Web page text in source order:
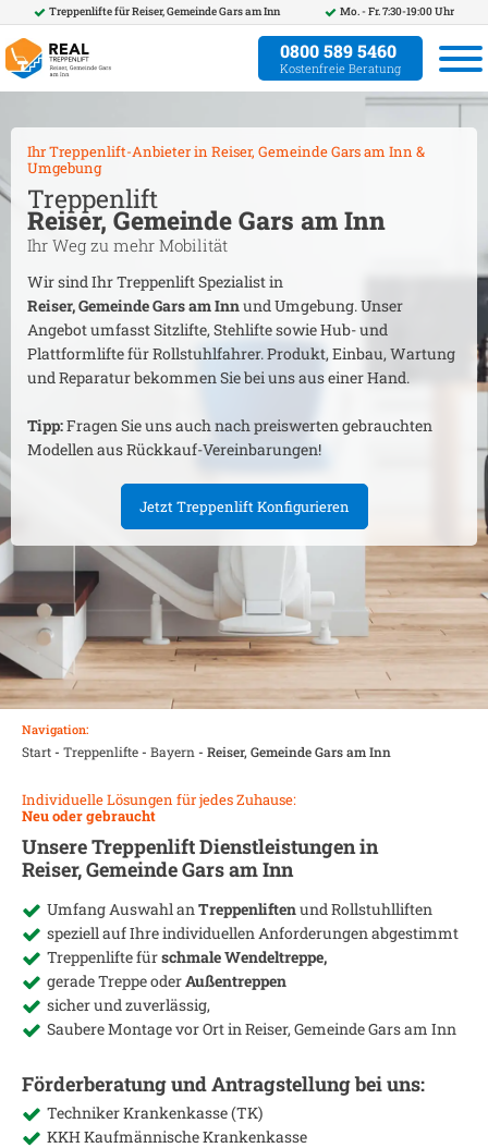
Treppenlifte fürReiser, Gemeinde Gars am Inn Mo. - Fr. 7:30-19:00 Uhr
0800 589 5460
Kostenfreie Beratung
Ihr Treppenlift-Anbieter in Reiser, Gemeinde Gars am Inn &
Umgebung
Treppenlift
Reiser, Gemeinde Gars am Inn
Ihr Weg zu mehr Mobilität
Wir sind Ihr Treppenlift Spezialist in
Reiser, Gemeinde Gars am Innund Umgebung. Unser
Angebot umfasst Sitzlifte, Stehlifte sowie Hub- und
Plattformlifte für Rollstuhlfahrer. Produkt, Einbau, Wartung
und Reparatur bekommen Sie bei uns aus einer Hand.
Tipp:Fragen Sie uns auch nach preiswerten gebrauchten
Modellen aus Rückkauf-Vereinbarungen!
Jetzt Treppenlift Konfigurieren
Navigation:
Start- Treppenlifte- Bayern - Reiser, Gemeinde Gars am Inn
Individuelle Lösungen für jedes Zuhause:
Neu oder gebraucht
Unsere Treppenlift Dienstleistungen in
Reiser, Gemeinde Gars am Inn
Umfang Auswahl anTreppenliftenund Rollstuhlliften
speziell auf Ihre individuellen Anforderungen abgestimmt
Treppenlifte fürschmale Wendeltreppe,
gerade Treppe oderAußentreppen
sicher und zuverlässig,
Saubere Montage vor Ort inReiser, Gemeinde Gars am Inn
Förderberatung und Antragstellung bei uns:
Techniker Krankenkasse (TK)
KKH Kaufmännische Krankenkasse